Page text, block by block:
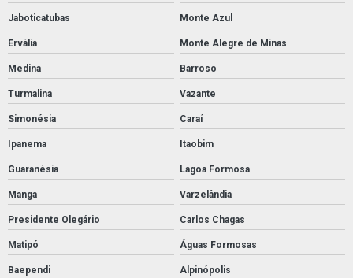
Jaboticatubas Monte Azul
Ervália Monte Alegre de Minas
Medina Barroso
Turmalina Vazante
Simonésia Caraí
Ipanema Itaobim
Guaranésia Lagoa Formosa
Manga Varzelândia
Presidente Olegário Carlos Chagas
Matipó Águas Formosas
Baependi Alpinópolis